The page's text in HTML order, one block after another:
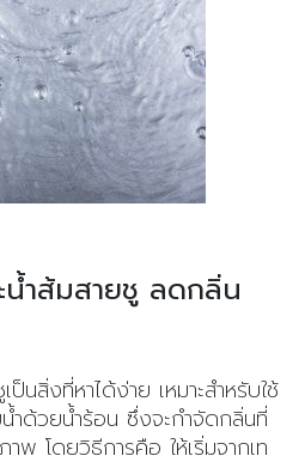
น้ำส้มสายชู ลดกลิ่น
ป็นสิ่งที่หาได้ง่าย เหมาะสำหรับใช้
ำด้วยน้ำร้อน ซึ่งจะกำจัดกลิ่นที่
พ โดยวิธีการคือ ให้เริ่มจากเท